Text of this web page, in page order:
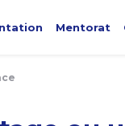
Mentorat